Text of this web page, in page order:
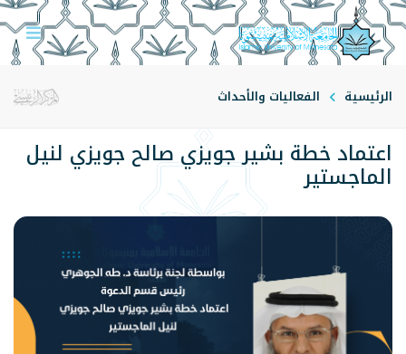
الرئيسية الفعاليات والأحداث
اعتماد خطة بشير جويزي صالح جويزي لنيل
الماجستير